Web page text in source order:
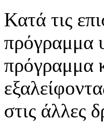
Κατά τις
πρόγραμμα
πρόγραμμα
στις άλλες